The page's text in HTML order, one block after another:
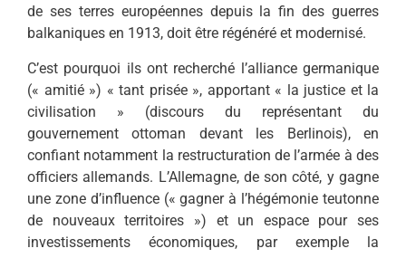
de ses terres européennes depuis la fin des guerres
balkaniques en 1913, doit être régénéré et modernisé.
C’est pourquoi ils ont recherché l’alliance germanique
(« amitié ») « tant prisée », apportant « la justice et la
civilisation » (discours du représentant du
gouvernement ottoman devant les Berlinois), en
confiant notamment la restructuration de l’armée à des
officiers allemands. L’Allemagne, de son côté, y gagne
une zone d’influence (« gagner à l’hégémonie teutonne
de nouveaux territoires ») et un espace pour ses
investissements économiques, par exemple la